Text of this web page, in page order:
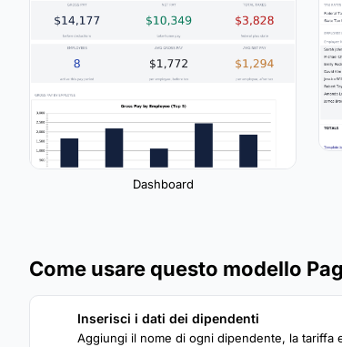
Dashboard
Come usare questo modello
Inserisci i dati dei dipendenti
Aggiungi il nome di ogni dipendente, la tariffa